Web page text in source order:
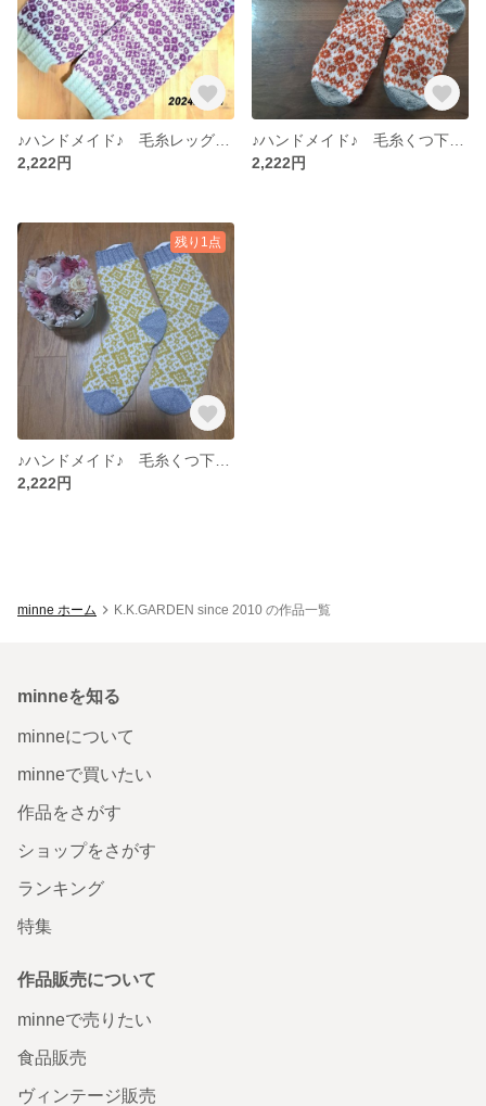
2,222円
2,222円
残り1点
2,222円
minne ホーム K.K.GARDEN since 2010 の作品一覧
minneを知る
minneについて
minneで買いたい
作品をさがす
ショップをさがす
ランキング
特集
作品販売について
minneで売りたい
食品販売
ヴィンテージ販売